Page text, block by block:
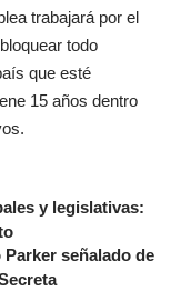
trabajará por el
todo
que esté
15 años dentro
y legislativas:
señalado de